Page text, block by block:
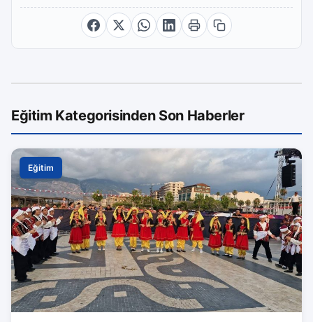
Eğitim Kategorisinden Son Haberler
Eğitim